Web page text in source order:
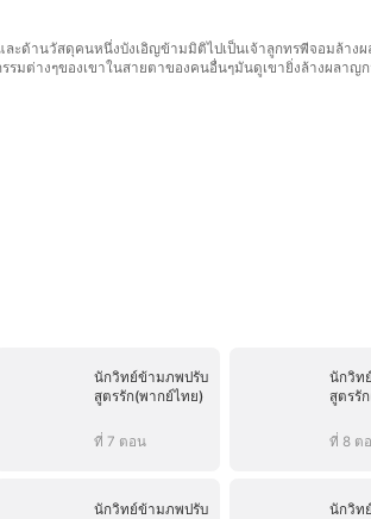
ด้านวัสดุคนหนึ่งบังเอิญข้ามมิติไปเป็นเจ้าลูกทรพีจอมล้า
ต่างๆของเขาในสายตาของคนอื่นๆมันดูเขายิ่งล้างผลา
นักวิทย์ข้ามภพปรับ
สูตรรัก(พากย์ไทย)
ที่ 7 ตอน
นักวิท
สูตรรั
ที่ 8 ต
นักวิทย์ข้ามภพปรับ
นักวิท